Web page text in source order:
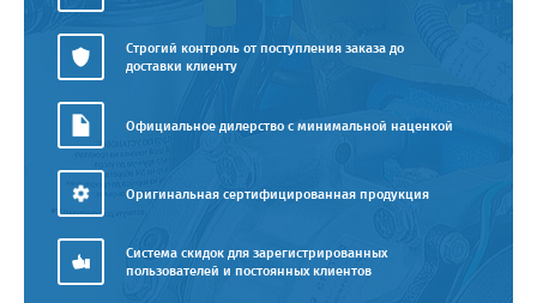
Строгий контроль от поступления заказа до
доставки клиенту
Официальное дилерство с минимальной наценкой
Оригинальная сертифицированная продукция
Система скидок для зарегистрированных
пользователей и постоянных клиентов